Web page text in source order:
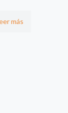
más